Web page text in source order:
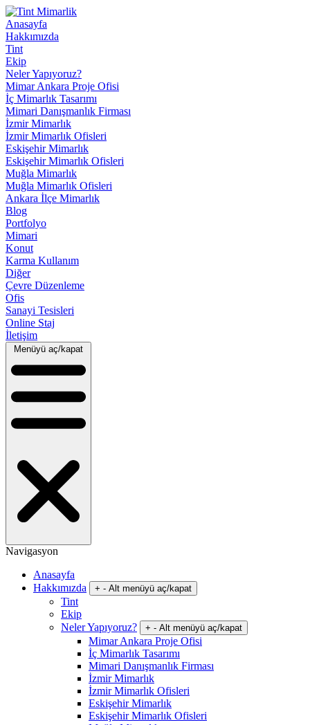
Anasayfa
Hakkımızda
Tint
Ekip
Neler Yapıyoruz?
Mimar Ankara Proje Ofisi
İç Mimarlık Tasarımı
Mimari Danışmanlık Firması
İzmir Mimarlık
İzmir Mimarlık Ofisleri
Eskişehir Mimarlık
Eskişehir Mimarlık Ofisleri
Muğla Mimarlık
Muğla Mimarlık Ofisleri
Ankara İlçe Mimarlık
Blog
Portfolyo
Mimari
Konut
Karma Kullanım
Diğer
Çevre Düzenleme
Ofis
Sanayi Tesisleri
Online Staj
İletişim
Menüyü aç/kapat
Navigasyon
Anasayfa
Hakkımızda
+ - Alt menüyü aç/kapat
Tint
Ekip
Neler Yapıyoruz?
+ - Alt menüyü aç/kapat
Mimar Ankara Proje Ofisi
İç Mimarlık Tasarımı
Mimari Danışmanlık Firması
İzmir Mimarlık
İzmir Mimarlık Ofisleri
Eskişehir Mimarlık
Eskişehir Mimarlık Ofisleri